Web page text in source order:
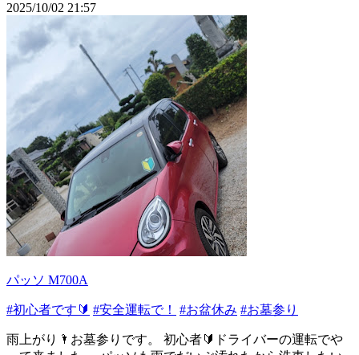
2025/10/02 21:57
パッソ M700A
#初心者です🔰 #安全運転で！ #お盆休み #お墓参り
雨上がり🌂お墓参りです。 初心者🔰ドライバーの運転でや